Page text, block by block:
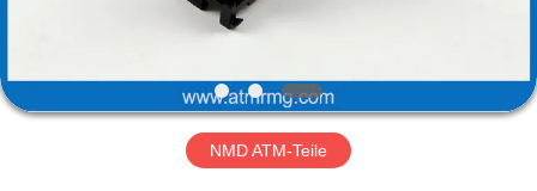
UNS
WERKSBESICHTIGUNG
NMD ATM-Teile